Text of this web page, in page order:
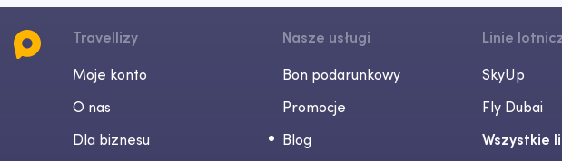
Travellizy
Moje konto
O nas
Dla biznesu
Nasze usługi
Bon podarunkowy
Promocje
Blog
Linie
SkyUp
Fly Dubai
Wszystkie